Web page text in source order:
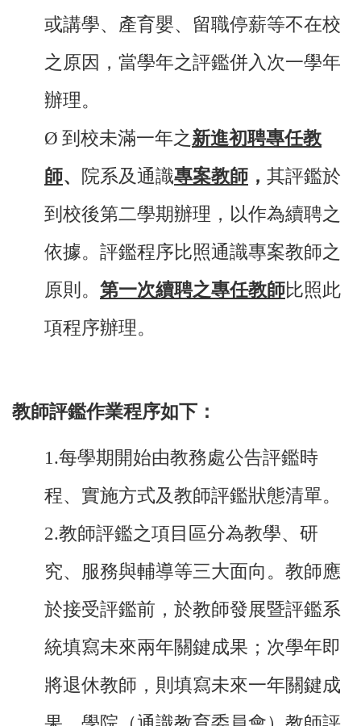
或講學、產育嬰、留職停薪等不在校
之原因，當學年之評鑑併入次一學年
辦理。
Ø 到校未滿一年之新進初聘專任教
師、 院系及通識專案教師 ， 其評鑑於
到校後第二學期辦理，以作為續聘之
依據。評鑑程序比照通識專案教師之
原則。 第一次續聘之專任教師比照此
項程序辦理。
教師評鑑作業程序如下：
1.每學期開始由教務處公告評鑑時
程、實施方式及教師評鑑狀態清單。
2.教師評鑑之項目區分為教學、研
究、服務與輔導等三大面向。教師應
於接受評鑑前，於教師發展暨評鑑系
統填寫未來兩年關鍵成果；次學年即
將退休教師，則填寫未來一年關鍵成